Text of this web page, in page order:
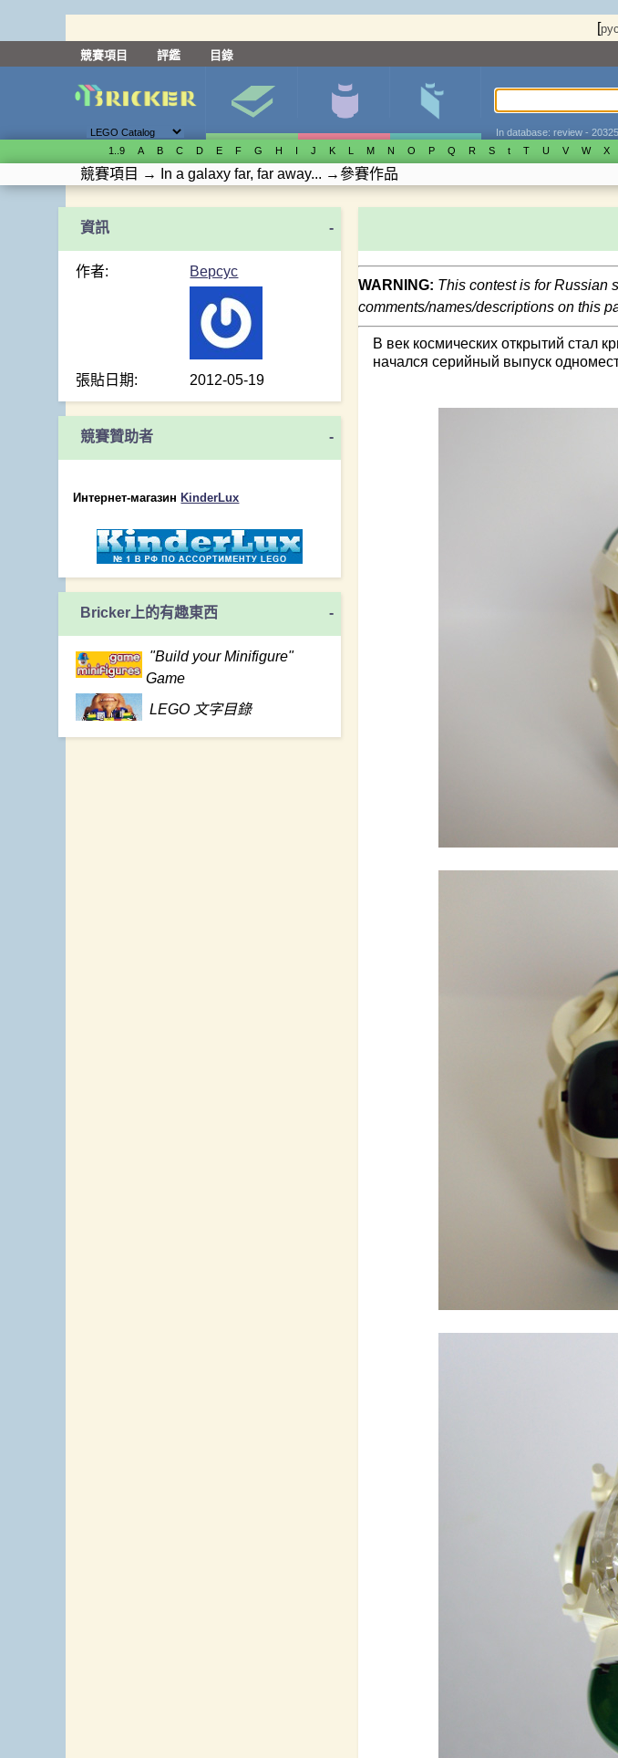
[
競賽項目 評鑑 目錄
In database: review -
1..9 A B C D E F G H I J K L M N O P Q R S t T U V W X
競賽項目 → In a galaxy far, far away... →參賽作品
-
作者: Версус
張貼日期: 2012-05-19
競賽贊助者 -
Интернет-магазин KinderLux
Bricker上的有趣東西 -
"Build your Minifigure"
Game
LEGO 文字目錄
WARNING: This contest is for Russian
comments/names/descriptions on this
В век космических открытий стал
начался серийный выпуск